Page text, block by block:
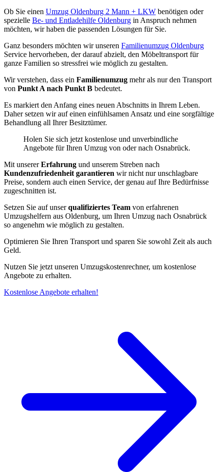
Ob Sie einen Umzug Oldenburg 2 Mann + LKW benötigen oder
spezielle Be- und Entladehilfe Oldenburg in Anspruch nehmen
möchten, wir haben die passenden Lösungen für Sie.
Ganz besonders möchten wir unseren Familienumzug Oldenburg
Service hervorheben, der darauf abzielt, den Möbeltransport für
ganze Familien so stressfrei wie möglich zu gestalten.
Wir verstehen, dass ein Familienumzug mehr als nur den Transport
von Punkt A nach Punkt B bedeutet.
Es markiert den Anfang eines neuen Abschnitts in Ihrem Leben.
Daher setzen wir auf einen einfühlsamen Ansatz und eine sorgfältige
Behandlung all Ihrer Besitztümer.
Holen Sie sich jetzt kostenlose und unverbindliche
Angebote für Ihren Umzug von oder nach Osnabrück.
Mit unsererErfahrung und unserem Streben nach
Kundenzufriedenheit garantieren wir nicht nur unschlagbare
Preise, sondern auch einen Service, der genau auf Ihre Bedürfnisse
zugeschnitten ist.
Setzen Sie auf unserqualifiziertes Team von erfahrenen
Umzugshelfern aus Oldenburg, um Ihren Umzug nach Osnabrück
so angenehm wie möglich zu gestalten.
Optimieren Sie Ihren Transport und sparen Sie sowohl Zeit als auch
Geld.
Nutzen Sie jetzt unseren Umzugskostenrechner, um kostenlose
Angebote zu erhalten.
Kostenlose Angebote erhalten!